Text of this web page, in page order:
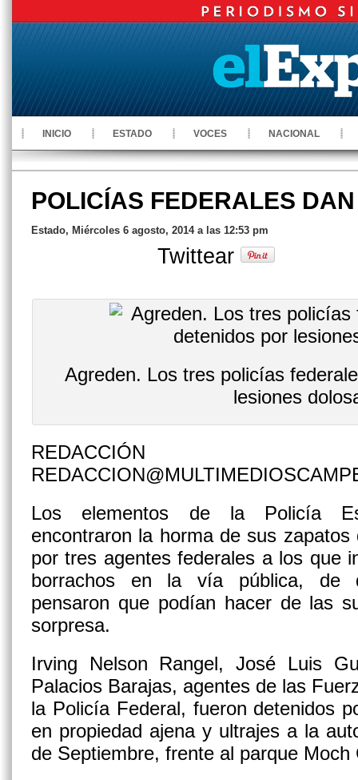
INICIO ESTADO VOCES NACIONAL
POLICÍAS FEDERALES
Estado, Miércoles 6 agosto, 2014 a las 12:53 pm
Twittear
Agreden. Los tres policías
lesiones
REDACCIÓN
Los elementos de la Policía
encontraron la horma de sus
por tres agentes federales a los que
borrachos en la vía pública, de
pensaron que podían hacer de las
sorpresa.
Irving Nelson Rangel, José Luis
Palacios Barajas, agentes de las
la Policía Federal, fueron detenidos
en propiedad ajena y ultrajes a la
de Septiembre, frente al parque Moch